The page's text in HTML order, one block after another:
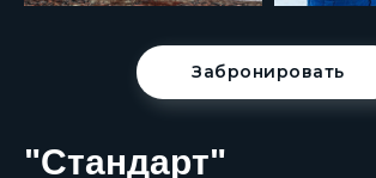
Забронировать
"Стандарт"